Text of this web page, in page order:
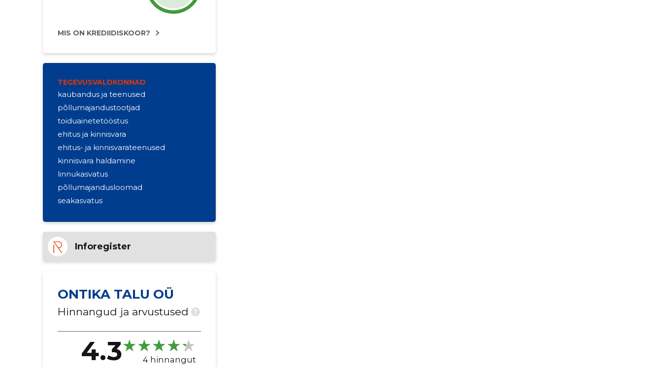
MIS ON KREDIIDISKOOR?
TEGEVUSVALDKONNAD
kaubandus ja teenused
põllumajandustootjad
toiduainetetööstus
ehitus ja kinnisvara
ehitus- ja kinnisvarateenused
kinnisvara haldamine
linnukasvatus
põllumajandusloomad
seakasvatus
vahendamine
loomakasvatuse abitegevused
kinnisvara haldustegevused
segapõllumajandus
Inforegister
ONTIKA TALU OÜ
Hinnangud ja arvustused ?
4.3 4 hinnangut